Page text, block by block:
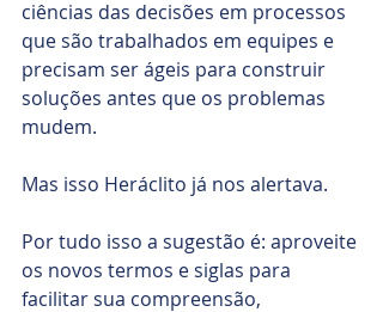
ciências das decisões em processos
que são trabalhados em equipes e
precisam ser ágeis para construir
soluções antes que os problemas
mudem.
Mas isso Heráclito já nos alertava.
Por tudo isso a sugestão é: aproveite
os novos termos e siglas para
facilitar sua compreensão,